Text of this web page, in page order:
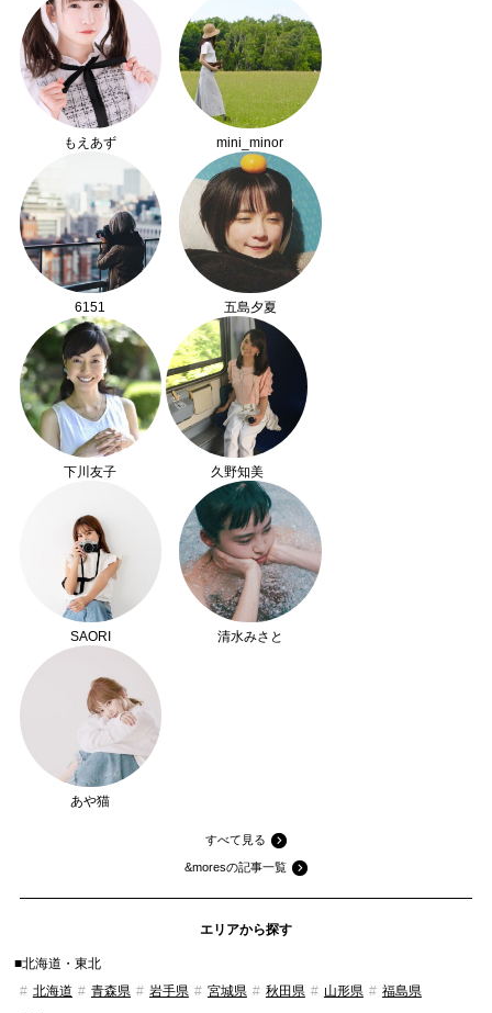
もえあず mini_minor
6151 五島夕夏
下川友子 久野知美
SAORI 清水みさと
あや猫
すべて見る
&moresの記事一覧
エリアから探す
■北海道・東北
北海道
青森県 岩手県 宮城県 秋田県 山形県
福島県